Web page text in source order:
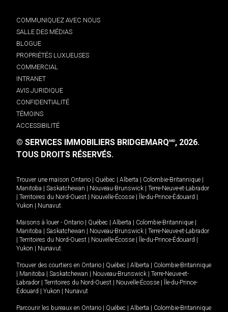
COMMUNIQUEZ AVEC NOUS
SALLE DES MÉDIAS
BLOGUE
PROPRIÉTÉS LUXUEUSES
COMMERCIAL
INTRANET
AVIS JURIDIQUE
CONFIDENTIALITÉ
TÉMOINS
ACCESSIBILITÉ
© SERVICES IMMOBILIERS BRIDGEMARQMD, 2026.
TOUS DROITS RÉSERVÉS.
Trouver une maison Ontario Québec Alberta Colombie-Britannique
Manitoba
Saskatchewan Nouveau-Brunswick
Terre-Neuve-et-Labrador
Territoires du Nord-Ouest Nouvelle-Écosse Île-du-Prince-Édouard
Yukon
Nunavut.
Maisons à louer - Ontario Québec Alberta Colombie-Britannique
Manitoba
Saskatchewan Nouveau-Brunswick
Terre-Neuve-et-Labrador
Territoires du Nord-Ouest Nouvelle-Écosse Île-du-Prince-Édouard
Yukon
Nunavut.
Trouver des courtiers en Ontario Québec Alberta
Colombie-Britannique
Manitoba Saskatchewan Nouveau-Brunswick
Terre-Neuve-et-
Labrador
Territoires du Nord-Ouest Nouvelle-Écosse
Île-du-Prince-
Édouard
Yukon Nunavut
Parcourir les bureaux en Ontario Québec Alberta
Colombie-Britannique